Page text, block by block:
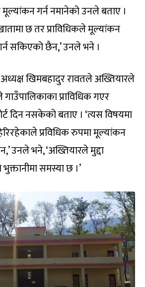
गर्न नमानेको उनले बताए ।
छ तर प्राविधिकले मूल्यांकन
सकिएको छैन,’ उनले भने ।
अध्यक्ष खिमबहादुर रावतले अख्तियारले
प्राविधिक गएर
दिन नसकेको बताए । ‘त्यस विषयमा
प्रविधिक रुपमा मूल्यांकन
उनले भने, ‘अख्तियारले मुद्दा
समस्या छ ।’